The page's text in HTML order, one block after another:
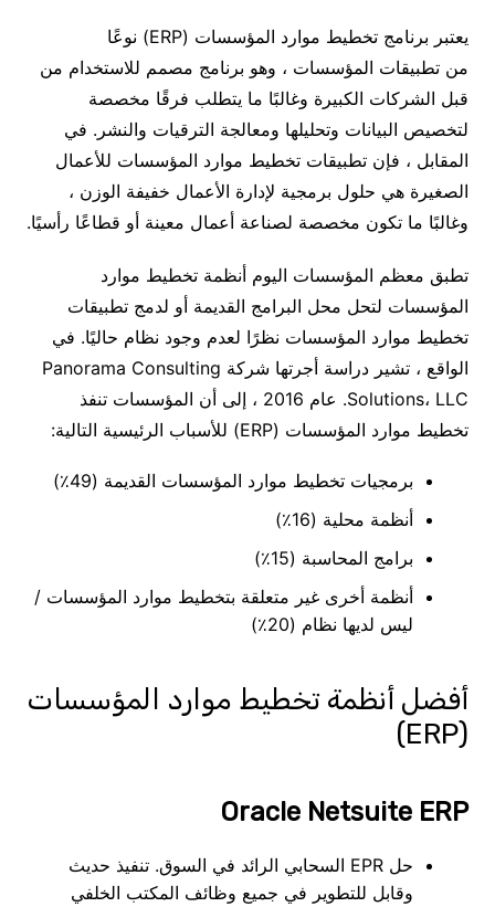
يعتبر برنامج تخطيط موارد المؤسسات (ERP) نوعًا
من تطبيقات المؤسسات ، وهو برنامج مصمم للاستخدام من
قبل الشركات الكبيرة وغالبًا ما يتطلب فرقًا مخصصة
لتخصيص البيانات وتحليلها ومعالجة الترقيات والنشر. في
المقابل ، فإن تطبيقات تخطيط موارد المؤسسات للأعمال
الصغيرة هي حلول برمجية لإدارة الأعمال خفيفة الوزن ،
وغالبًا ما تكون مخصصة لصناعة أعمال معينة أو قطاعًا رأسيًا.
تطبق معظم المؤسسات اليوم أنظمة تخطيط موارد
المؤسسات لتحل محل البرامج القديمة أو لدمج تطبيقات
تخطيط موارد المؤسسات نظرًا لعدم وجود نظام حاليًا. في
الواقع ، تشير دراسة أجرتها شركة Panorama Consulting
Solutions، LLC. عام 2016 ، إلى أن المؤسسات تنفذ
تخطيط موارد المؤسسات (ERP) للأسباب الرئيسية التالية:
برمجيات تخطيط موارد المؤسسات القديمة (49٪)
أنظمة محلية (16٪)
برامج المحاسبة (15٪)
أنظمة أخرى غير متعلقة بتخطيط موارد المؤسسات /
ليس لديها نظام (20٪)
أفضل أنظمة تخطيط موارد المؤسسات
(ERP)
Oracle Netsuite ERP
حل EPR السحابي الرائد في السوق. تنفيذ حديث
وقابل للتطوير في جميع وظائف المكتب الخلفي